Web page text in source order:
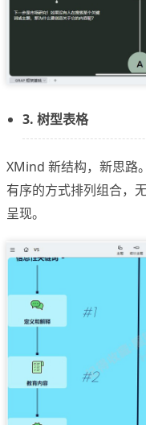
3. 树型表格
XMind 新结构，新思路
有序的方式排列组合，
呈现。